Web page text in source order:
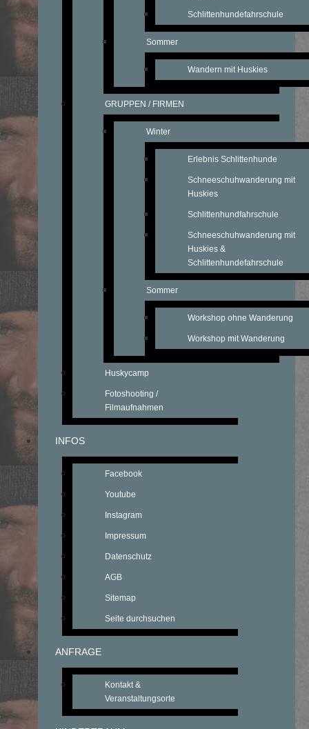
Schlittenhundefahrschule
Sommer
Wandern mit Huskies
GRUPPEN / FIRMEN
Winter
Erlebnis Schlittenhunde
Schneeschuhwanderung mit
Huskies
Schlittenhundfahrschule
Schneeschuhwanderung mit
Huskies &
Schlittenhundefahrschule
Sommer
Workshop ohne Wanderung
Workshop mit Wanderung
Huskycamp
Fotoshooting /
Filmaufnahmen
INFOS
Facebook
Youtube
Instagram
Impressum
Datenschutz
AGB
Sitemap
Seite durchsuchen
ANFRAGE
Kontakt &
Veranstaltungsorte